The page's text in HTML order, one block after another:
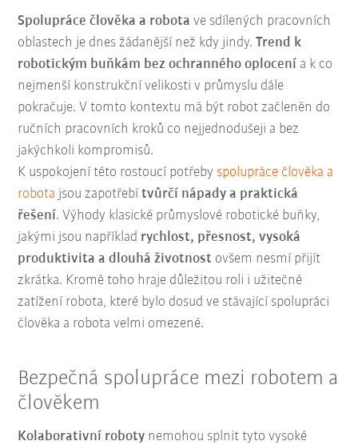
Spolupráce člověka a robota ve sdílených pracovních
oblastech je dnes žádanější než kdy jindy.Trend k
robotickým buňkám bez ochranného oplocení a k co
nejmenší konstrukční velikosti v průmyslu dále
pokračuje. V tomto kontextu má být robot začleněn do
ručních pracovních kroků co nejjednodušeji a bez
jakýchkoli kompromisů.
K uspokojení této rostoucí potřeby spolupráce člověka a
robota jsou zapotřebítvůrčí nápady a praktická
řešení. Výhody klasické průmyslové robotické buňky,
jakými jsou například rychlost, přesnost, vysoká
produktivita a dlouhá životnost ovšem nesmí přijít
zkrátka. Kromě toho hraje důležitou roli i užitečné
zatížení robota, které bylo dosud ve stávající spolupráci
člověka a robota velmi omezené.
Bezpečná spolupráce mezi robotem a
člověkem
Kolaborativní roboty nemohou splnit tyto vysoké